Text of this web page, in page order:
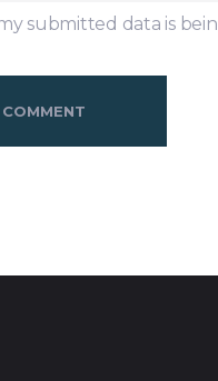
submitted data is